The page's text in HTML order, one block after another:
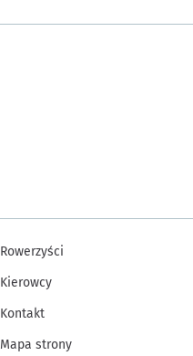
Rowerzyści
Kierowcy
Kontakt
Mapa strony